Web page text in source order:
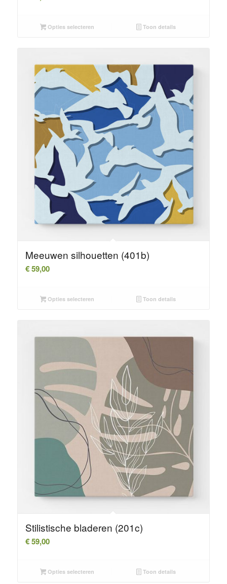
Opties selecteren Toon details
Meeuwen silhouetten (401b)
€59,00
Opties selecteren Toon details
Stilistische bladeren (201c)
€59,00
Opties selecteren Toon details